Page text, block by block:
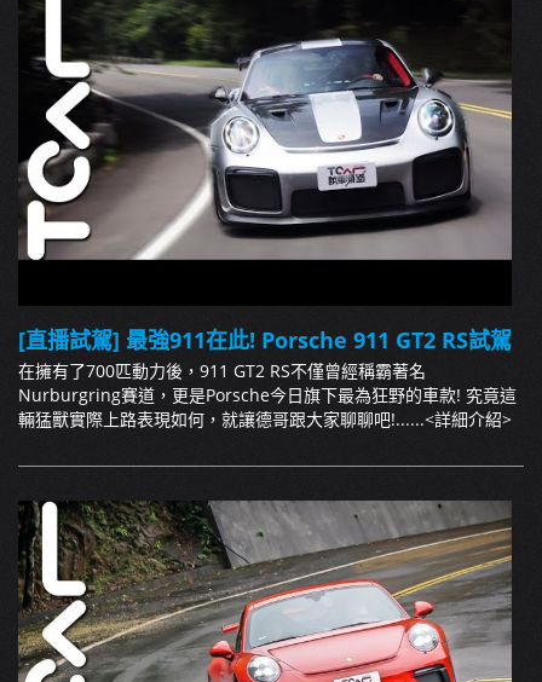
[直播試駕] 最強911在此! Porsche 911 GT2 RS試駕
在擁有了700匹動力後，911 GT2 RS不僅曾經稱霸著名
Nurburgring賽道，更是Porsche今日旗下最為狂野的車款! 究竟這
輛猛獸實際上路表現如何，就讓德哥跟大家聊聊吧!......<詳細介紹>